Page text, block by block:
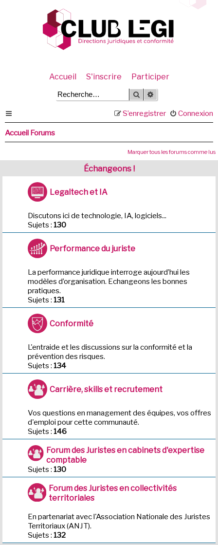
Accueil S'inscrire Participer
Rechercher
Connexion
S’enregistrer
Accueil Forums
Marquer tous les forums comme lus
Échangeons !
Legaltech et IA
Discutons ici de technologie, IA, logiciels...
Sujets : 130
Performance du juriste
La performance juridique interroge aujourd’hui les
modèles d’organisation. Echangeons les bonnes
pratiques.
Sujets : 131
Conformité
L'entraide et les discussions sur la conformité et la
prévention des risques.
Sujets : 134
Carrière, skills et recrutement
Vos questions en management des équipes, vos offres
d'emploi pour cette communauté.
Sujets : 146
Forum des Juristes en cabinets d'expertise
comptable
Sujets : 130
Forum des Juristes en collectivités
territoriales
En partenariat avec l'Association Nationale des Juristes
Territoriaux (ANJT).
Sujets : 132